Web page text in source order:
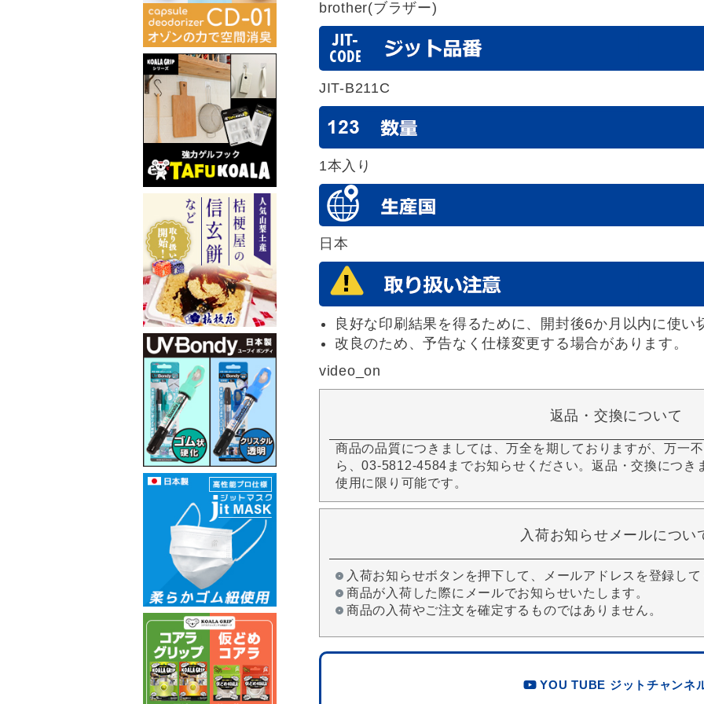
brother(ブラザー)
JIT-B211C
1本入り
日本
良好な印刷結果を得るために、開封後6か月以内に使い
改良のため、予告なく仕様変更する場合があります。
video_on
返品・交換について
商品の品質につきましては、万全を期しておりますが、万一
ら、03-5812-4584までお知らせください。返品・交換につき
使用に限り可能です。
入荷お知らせメールについ
入荷お知らせボタンを押下して、メールアドレスを登録して
商品が入荷した際にメールでお知らせいたします。
商品の入荷やご注文を確定するものではありません。
YOU TUBE ジットチャンネ